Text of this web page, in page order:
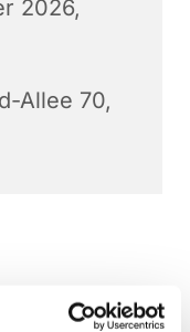
2026,
Allee 70,